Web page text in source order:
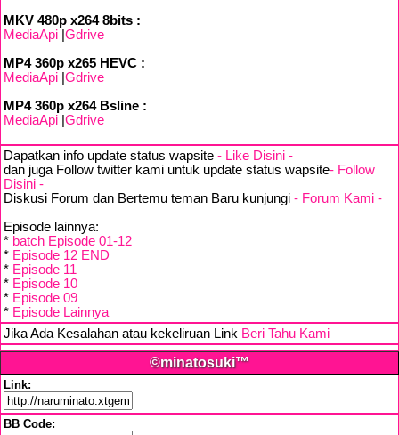
MKV 480p x264 8bits :
MediaApi Gdrive
MP4 360p x265 HEVC :
MediaApi Gdrive
MP4 360p x264 Bsline :
MediaApi Gdrive
Dapatkan info update status wapsite - Like Disini -
dan juga Follow twitter kami untuk update status wapsite- Follow
Disini -
Diskusi Forum dan Bertemu teman Baru kunjungi - Forum Kami -
Episode lainnya:
* batch Episode 01-12
* Episode 12 END
* Episode 11
* Episode 10
* Episode 09
* Episode Lainnya
Jika Ada Kesalahan atau kekeliruan Link Beri Tahu Kami
©minatosuki™
Link:
BB Code: